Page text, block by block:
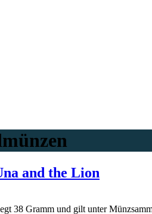
and the Lion
38 Gramm und gilt unter